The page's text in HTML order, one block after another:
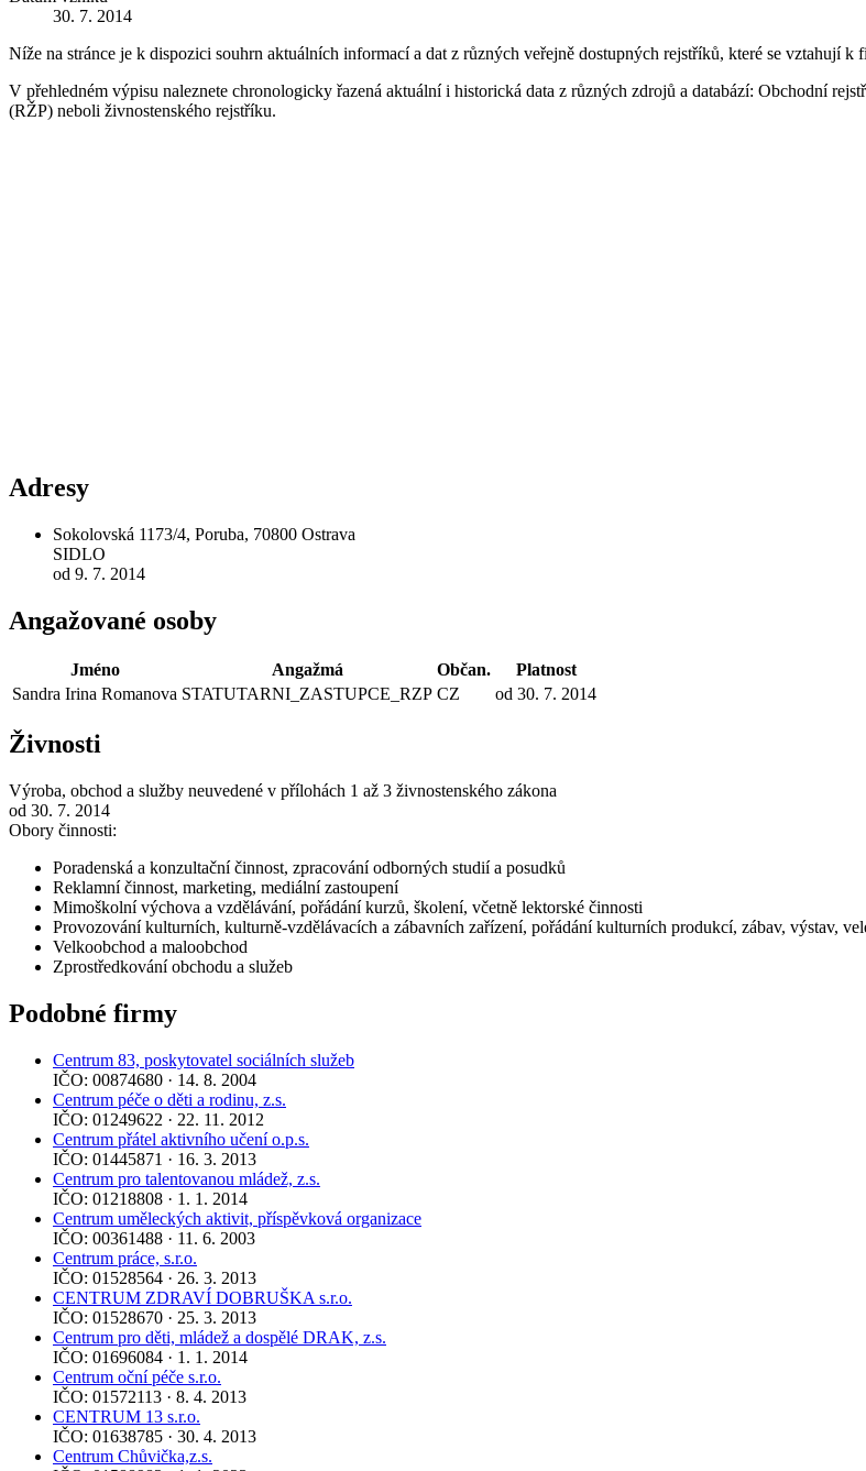
30. 7. 2014
Níže na stránce je k dispozici souhrn aktuálních informací a dat z různých veřejně dostupných rejstříků, které se vztahují k
V přehledném výpisu naleznete chronologicky řazená aktuální i historická data z různých zdrojů a databází: Obchodní
(RŽP) neboli živnostenského rejstříku.
Adresy
Sokolovská 1173/4, Poruba, 70800 Ostrava
SIDLO
od 9. 7. 2014
Angažované osoby
Jméno Angažmá Občan.
Platnost
Sandra Irina Romanova STATUTARNI_ZASTUPCE_RZP CZ od 30. 7. 2014
Živnosti
Výroba, obchod a služby neuvedené v přílohách 1 až 3 živnostenského zákona
od 30. 7. 2014
Obory činnosti:
Poradenská a konzultační činnost, zpracování odborných studií a posudků
Reklamní činnost, marketing, mediální zastoupení
Mimoškolní výchova a vzdělávání, pořádání kurzů, školení, včetně lektorské činnosti
Provozování kulturních, kulturně-vzdělávacích a zábavních zařízení, pořádání kulturních produkcí, zábav, výstav,
Velkoobchod a maloobchod
Zprostředkování obchodu a služeb
Podobné firmy
Centrum 83, poskytovatel sociálních služeb
IČO: 00874680 · 14. 8. 2004
Centrum péče o děti a rodinu, z.s.
IČO: 01249622 · 22. 11. 2012
Centrum přátel aktivního učení o.p.s.
IČO: 01445871 · 16. 3. 2013
Centrum pro talentovanou mládež, z.s.
IČO: 01218808 · 1. 1. 2014
Centrum uměleckých aktivit, příspěvková organizace
IČO: 00361488 · 11. 6. 2003
Centrum práce, s.r.o.
IČO: 01528564 · 26. 3. 2013
CENTRUM ZDRAVÍ DOBRUŠKA s.r.o.
IČO: 01528670 · 25. 3. 2013
Centrum pro děti, mládež a dospělé DRAK, z.s.
IČO: 01696084 · 1. 1. 2014
Centrum oční péče s.r.o.
IČO: 01572113 · 8. 4. 2013
CENTRUM 13 s.r.o.
IČO: 01638785 · 30. 4. 2013
Centrum Chůvička,z.s.